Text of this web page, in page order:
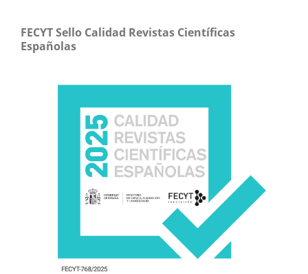
FECYT Sello Calidad Revistas Científicas
Españolas